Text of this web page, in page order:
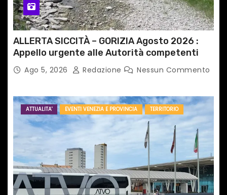
i
ALLERTA SICCITÀ – GORIZIA Agosto 2026 :
Appello urgente alle Autorità competenti
Ago 5, 2026 Redazione Nessun Commento
ATTUALITA' EVENTI VENEZIA E PROVINCIA TERRITORIO